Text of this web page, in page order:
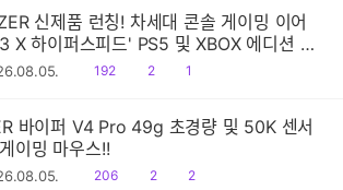
신제품 런칭! 차세대 콘솔 게이밍 이어
X 하이퍼스피드' PS5 및 XBOX 에디션 출
읽
192
공
2
댓1
바이퍼 V4 Pro 49g 초경량 및 50K 센서
이밍 마우스!!
읽
206
공
2
댓
2